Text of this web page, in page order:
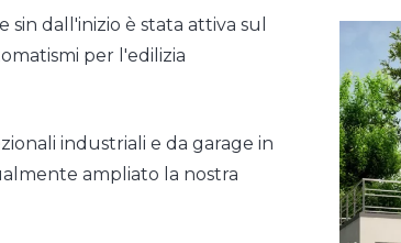
sin dall'inizio è stata attiva sul
per l'edilizia
industriali e da garage in
ampliato la nostra